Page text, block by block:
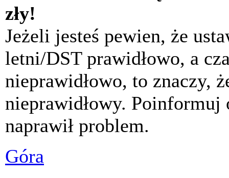
zły!
Jeżeli jesteś pewien, że
letni/DST prawidłowo, a
nieprawidłowo, to znaczy,
nieprawidłowy.
naprawił problem.
Góra